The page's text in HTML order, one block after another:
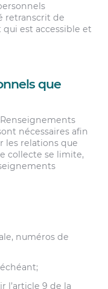
retranscrit de
est accessible et
que
nécessaires afin
les relations que
collecte se limite,
numéros de
l’article 9 de la